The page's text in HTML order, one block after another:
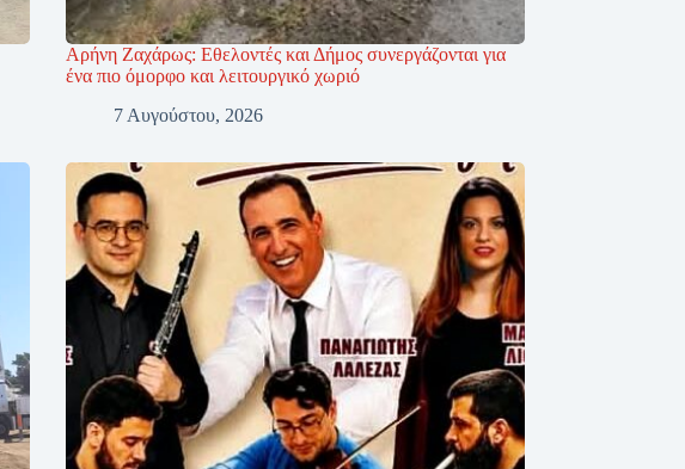
Αρήνη Ζαχάρως: Εθελοντές και Δήμος συνεργάζονται για
ένα πιο όμορφο και λειτουργικό χωριό
7 Αυγούστου, 2026